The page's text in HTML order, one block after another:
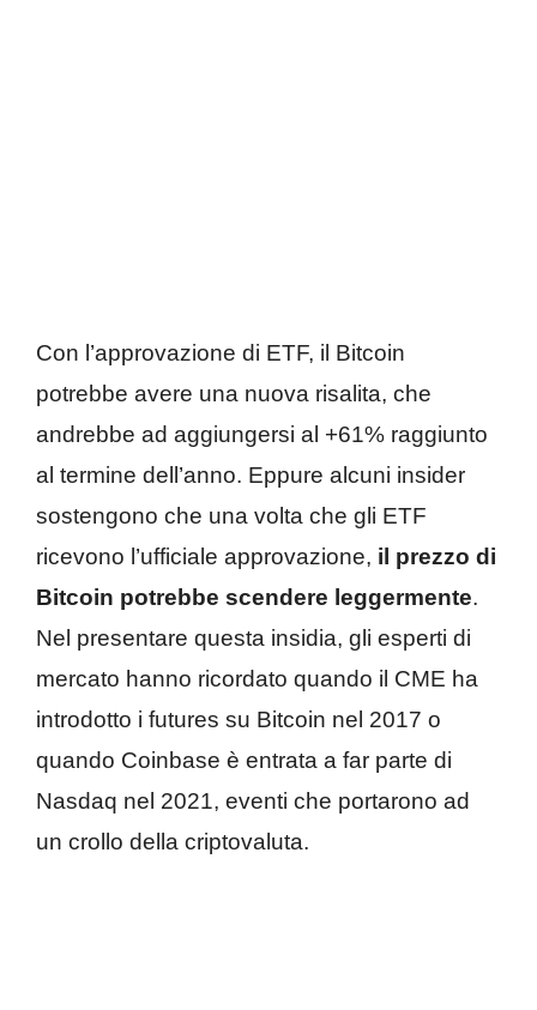
Con l’approvazione di ETF, il Bitcoin
potrebbe avere una nuova risalita, che
andrebbe ad aggiungersi al +61% raggiunto
al termine dell’anno. Eppure alcuni insider
sostengono che una volta che gli ETF
ricevono l’ufficiale approvazione, il prezzo di
Bitcoin potrebbe scendere leggermente.
Nel presentare questa insidia, gli esperti di
mercato hanno ricordato quando il CME ha
introdotto i futures su Bitcoin nel 2017 o
quando Coinbase è entrata a far parte di
Nasdaq nel 2021, eventi che portarono ad
un crollo della criptovaluta.